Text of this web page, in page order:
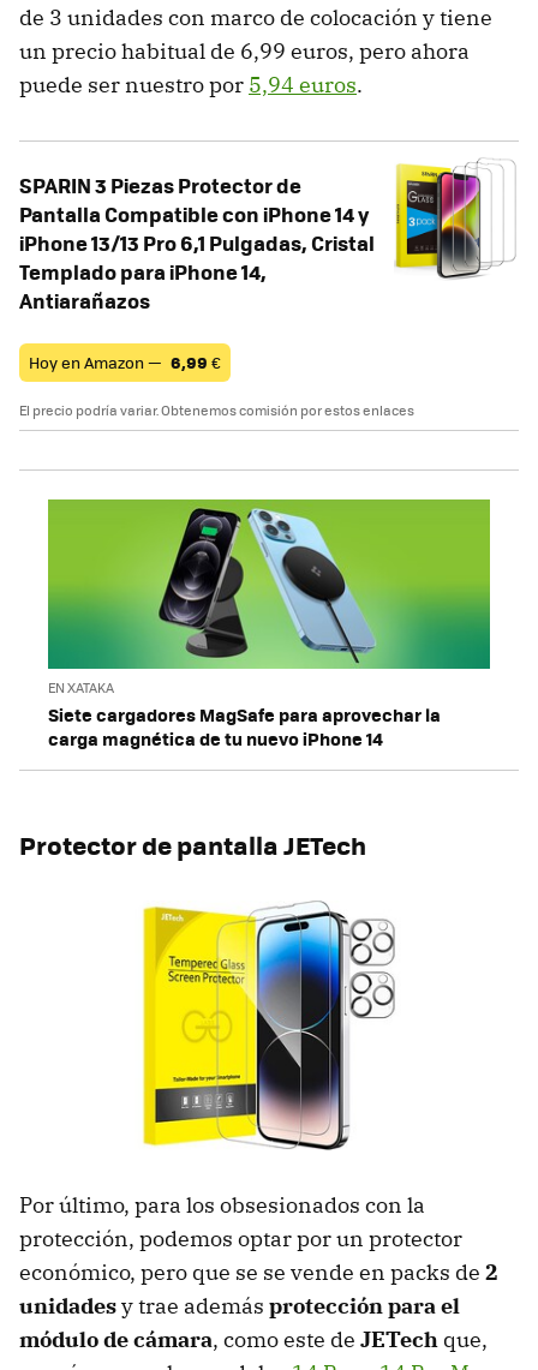
de 3 unidades con marco de colocación y tiene
un precio habitual de 6,99 euros, pero ahora
puede ser nuestro por 5,94 euros.
SPARIN 3 Piezas Protector de
Pantalla Compatible con iPhone 14 y
iPhone 13/13 Pro 6,1 Pulgadas, Cristal
Templado para iPhone 14,
Antiarañazos
Hoy en Amazon — 6,99 €
El precio podría variar. Obtenemos comisión por estos enlaces
EN XATAKA
Siete cargadores MagSafe para aprovechar la
carga magnética de tu nuevo iPhone 14
Protector de pantalla JETech
Por último, para los obsesionados con la
protección, podemos optar por un protector
económico, pero que se se vende en packs de 2
unidadesy trae además protección para el
módulo de cámara, como este de JETech que,